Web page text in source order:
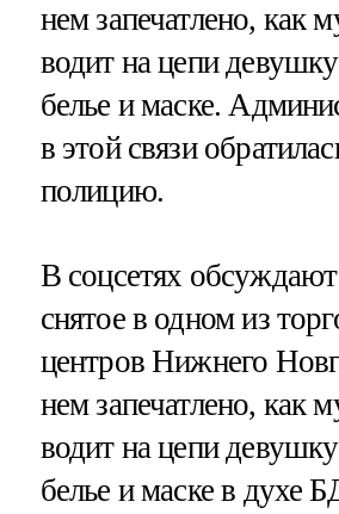
нем запечатлено, как
водит на цепи
белье и маске.
в этой связи
полицию.
В соцсетях
снятое в одном из
центров Нижнего
нем запечатлено, как
водит на цепи
белье и маске в духе